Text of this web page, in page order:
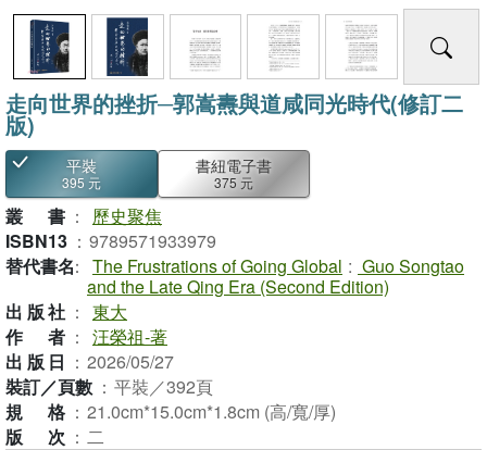
走向世界的挫折─郭嵩燾與道咸同光時代(修訂二
版)
平裝
395 元
書紐電子書
375 元
叢書 ：
歷史聚焦
ISBN13 ： 9789571933979
替代書名： The Frustrations of Going Global : Guo Songtao
and the Late Qing Era (Second Edition)
出版社 ： 東大
作者 ： 汪榮祖-著
出版日 ： 2026/05/27
裝訂／頁數 ： 平裝／392頁
規格 ： 21.0cm*15.0cm*1.8cm (高/寬/厚)
版次 ： 二